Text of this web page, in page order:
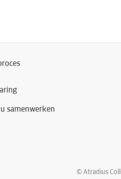
samenwerken
© Atradius